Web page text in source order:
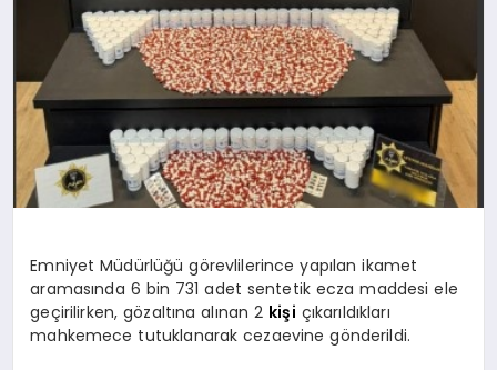
TEKNOLOJI
Emniyet Müdürlüğü görevlilerince yapılan ikamet
aramasında 6 bin 731 adet sentetik ecza maddesi ele
geçirilirken, gözaltına alınan 2 kişi çıkarıldıkları
mahkemece tutuklanarak cezaevine gönderildi.